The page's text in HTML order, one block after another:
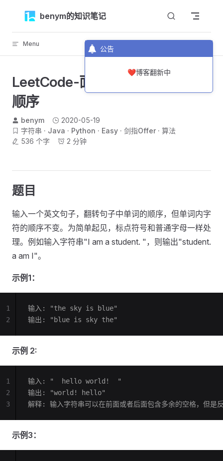
公告
❤️博客翻新中
Skip to contentbenym的知识笔记
Menu 返回顶部
LeetCode-面试题58-1-翻转单词
顺序
benym
2020-05-19
字符串
Java Python Easy 剑指Offer
算法
536 个字
2 分钟
题目
输入一个英文句子，翻转句子中单词的顺序，但单词内字
符的顺序不变。为简单起见，标点符号和普通字母一样处
理。例如输入字符串"I am a student. "，则输出"student.
a am I"。
示例1：
输入: "the sky is blue"
输出: "blue is sky the"
1
2
示例 2:
输入: "  hello world!  "
输出: "world! hello"
解释: 输入字符串可以在前面或者后面包含多余的空格，但是
1
2
3
示例3：